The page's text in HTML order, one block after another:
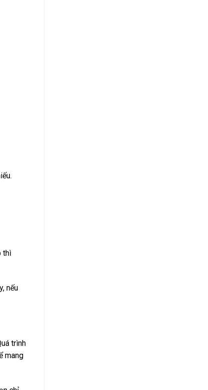
thì
nếu
trình
mang